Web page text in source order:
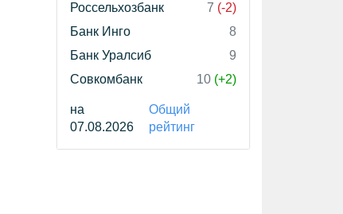
Россельхозбанк
7 (-2)
Банк Инго
8
Банк Уралсиб
9
Совкомбанк
10 (+2)
на
07.08.2026
Общий
рейтинг